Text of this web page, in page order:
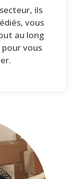
ils
vous
au long
vous